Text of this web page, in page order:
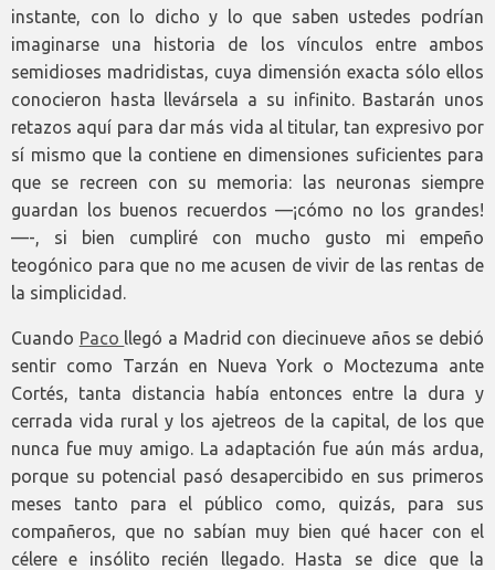
instante, con lo dicho y lo que saben ustedes podrían
imaginarse una historia de los vínculos entre ambos
semidioses madridistas, cuya dimensión exacta sólo ellos
conocieron hasta llevársela a su infinito. Bastarán unos
retazos aquí para dar más vida al titular, tan expresivo por
sí mismo que la contiene en dimensiones suficientes para
que se recreen con su memoria: las neuronas siempre
guardan los buenos recuerdos —¡cómo no los grandes!
—-, si bien cumpliré con mucho gusto mi empeño
teogónico para que no me acusen de vivir de las rentas de
la simplicidad.
Cuando Paco llegó a Madrid con diecinueve años se debió
sentir como Tarzán en Nueva York o Moctezuma ante
Cortés, tanta distancia había entonces entre la dura y
cerrada vida rural y los ajetreos de la capital, de los que
nunca fue muy amigo. La adaptación fue aún más ardua,
porque su potencial pasó desapercibido en sus primeros
meses tanto para el público como, quizás, para sus
compañeros, que no sabían muy bien qué hacer con el
célere e insólito recién llegado. Hasta se dice que la